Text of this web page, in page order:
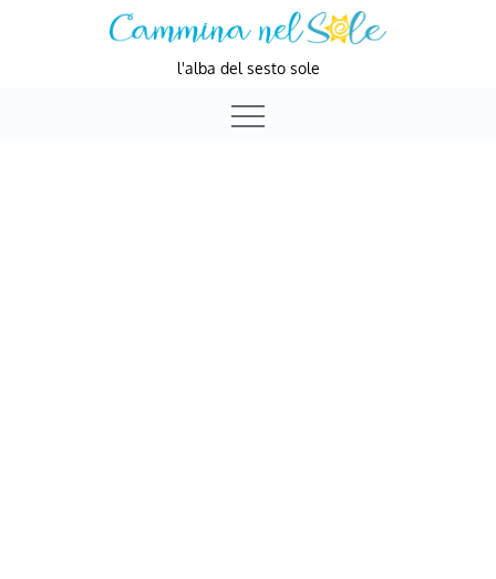
l'alba del sesto sole